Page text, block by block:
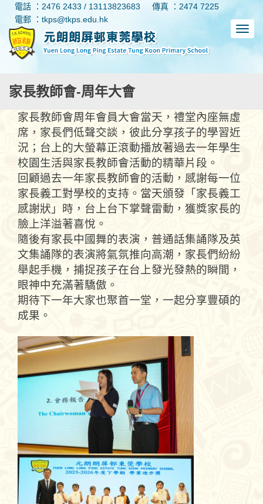
電話 ：2476 2433 / 13113823683
傳真 ：2474 7225
電郵 ：tkps@tkps.edu.hk
家長教師會-周年大會
家長教師會周年會員大會當天， 禮堂內座無虛
席，家長們低聲交談，彼此分享孩子的學習近
況；台上的大螢幕正滾動播放著過去一年學生
校園生活與家長教師會活動的精華片段 。
回顧過去一年家長教師會的活動 ，感謝每一位
家長義工對學校的支持 。 當天頒發「家長義工
感謝狀 」時，台上台下掌聲雷動， 獲獎家長的
臉上洋溢著喜悅 。
隨後有家長中國舞的表演 ， 普通話集誦隊及英
文集誦隊的表演將氣氛推向高潮，家長們紛紛
舉起手機，捕捉孩子在台上發光發熱的瞬間，
眼神中充滿著驕傲 。
期待下一年大家也聚首一堂， 一起分享豐碩的
成果。